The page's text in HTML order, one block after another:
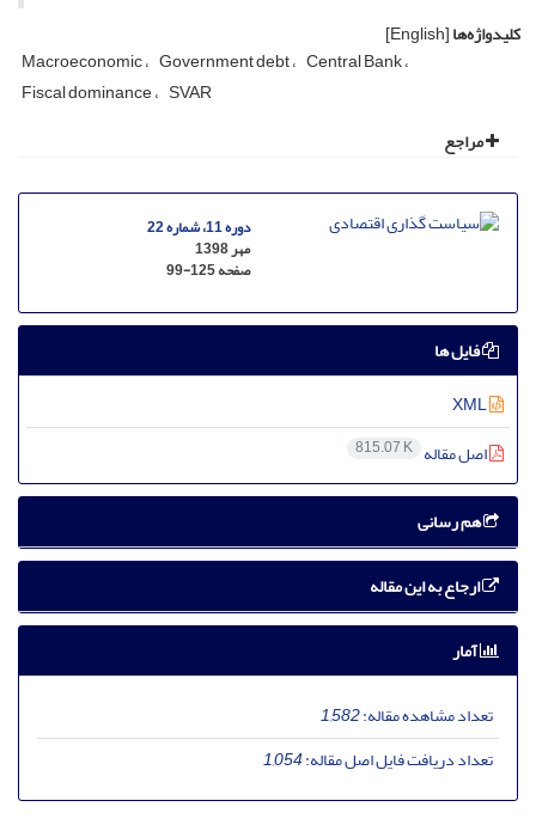
کلیدواژه‌ها[English]
Macroeconomic Government debt Central Bank
Fiscal dominance SVAR
مراجع
دوره 11، شماره 22
مهر 1398
صفحه99-125
فایل ها
اصل مقاله 815.07 K
هم رسانی
ارجاع به این مقاله
آمار
تعداد مشاهده مقاله:1,582
تعداد دریافت فایل اصل مقاله:1,054